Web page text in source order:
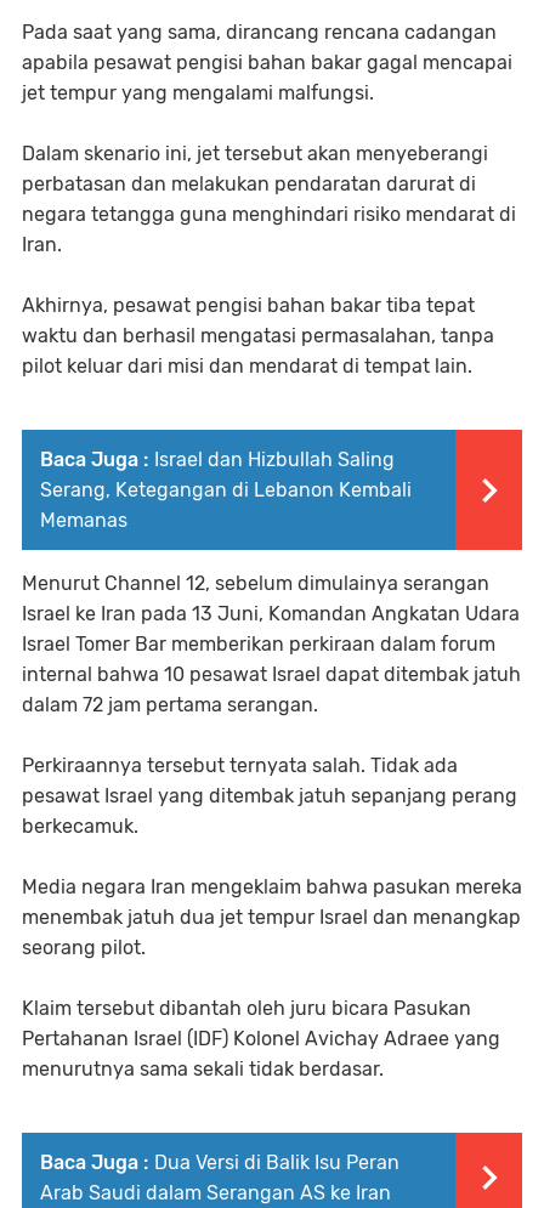
Pada saat yang sama, dirancang rencana cadangan
apabila pesawat pengisi bahan bakar gagal mencapai
jet tempur yang mengalami malfungsi.
Dalam skenario ini, jet tersebut akan menyeberangi
perbatasan dan melakukan pendaratan darurat di
negara tetangga guna menghindari risiko mendarat di
Iran.
Akhirnya, pesawat pengisi bahan bakar tiba tepat
waktu dan berhasil mengatasi permasalahan, tanpa
pilot keluar dari misi dan mendarat di tempat lain.
Baca Juga : Israel dan Hizbullah Saling
Serang, Ketegangan di Lebanon Kembali
Memanas
Menurut Channel 12, sebelum dimulainya serangan
Israel ke Iran pada 13 Juni, Komandan Angkatan Udara
Israel Tomer Bar memberikan perkiraan dalam forum
internal bahwa 10 pesawat Israel dapat ditembak jatuh
dalam 72 jam pertama serangan.
Perkiraannya tersebut ternyata salah. Tidak ada
pesawat Israel yang ditembak jatuh sepanjang perang
berkecamuk.
Media negara Iran mengeklaim bahwa pasukan mereka
menembak jatuh dua jet tempur Israel dan menangkap
seorang pilot.
Klaim tersebut dibantah oleh juru bicara Pasukan
Pertahanan Israel (IDF) Kolonel Avichay Adraee yang
menurutnya sama sekali tidak berdasar.
Baca Juga : Dua Versi di Balik Isu Peran
Arab Saudi dalam Serangan AS ke Iran